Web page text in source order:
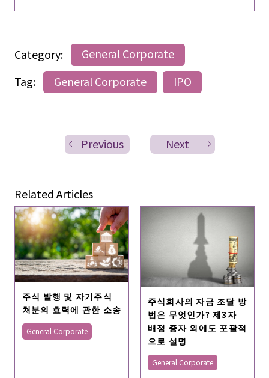
Category:
General Corporate
Tag:
General Corporate IPO
Previous Next
Related Articles
주식 발행 및 자기주식
처분의 효력에 관한 소송
General Corporate
주식회사의 자금 조달 방
법은 무엇인가? 제3자
배정 증자 외에도 포괄적
으로 설명
General Corporate